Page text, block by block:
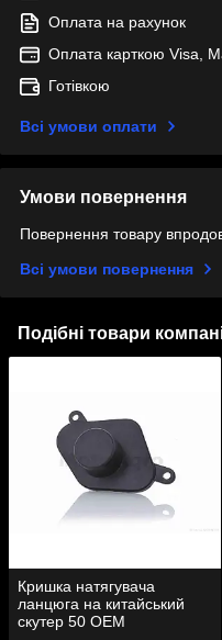
Оплата на рахунок
Оплата карткою Visa,
Готівкою
Всі умови оплати
Умови повернення
Повернення товару
Всі умови повернення
Подібні товари
Кришка натягувача
ланцюга на китайський
скутер 50 OEM